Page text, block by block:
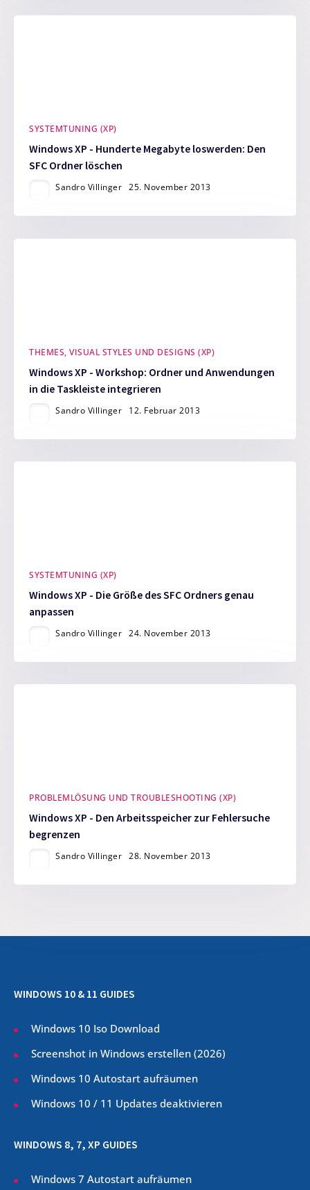
SYSTEMTUNING (XP)
Windows XP - Hunderte Megabyte loswerden: Den
SFC Ordner löschen
Sandro Villinger 25. November 2013
THEMES, VISUAL STYLES UND DESIGNS (XP)
Windows XP - Workshop: Ordner und Anwendungen
in die Taskleiste integrieren
Sandro Villinger 12. Februar 2013
SYSTEMTUNING (XP)
Windows XP - Die Größe des SFC Ordners genau
anpassen
Sandro Villinger 24. November 2013
PROBLEMLÖSUNG UND TROUBLESHOOTING (XP)
Windows XP - Den Arbeitsspeicher zur Fehlersuche
begrenzen
Sandro Villinger 28. November 2013
WINDOWS 10 & 11 GUIDES
Windows 10 Iso Download
Screenshot in Windows erstellen (2026)
Windows 10 Autostart aufräumen
Windows 10 / 11 Updates deaktivieren
WINDOWS 8, 7, XP GUIDES
Windows 7 Autostart aufräumen